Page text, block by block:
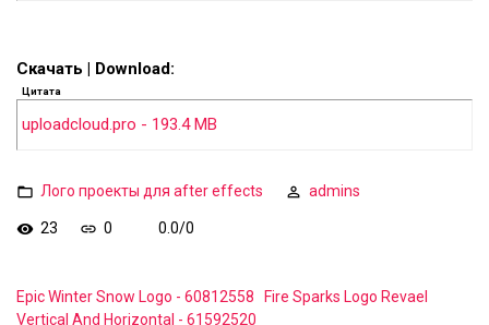
Скачать | Download:
Цитата
uploadcloud.pro - 193.4 MB
Лого проекты для after effects admins
23 0 0.0/0
Epic Winter Snow Logo - 60812558
Fire Sparks Logo Revael
Vertical And Horizontal - 61592520